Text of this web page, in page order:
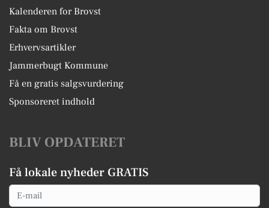
Kalenderen for Brovst
Fakta om Brovst
Erhvervsartikler
Jammerbugt Kommune
Få en gratis salgsvurdering
Sponsoreret indhold
BLIV OPDATERET
Få lokale nyheder GRATIS
Email